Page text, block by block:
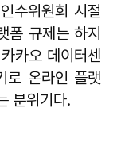
수위원회 시절
폼 규제는 하지
카오 데이터센
로 온라인 플랫
분위기다.